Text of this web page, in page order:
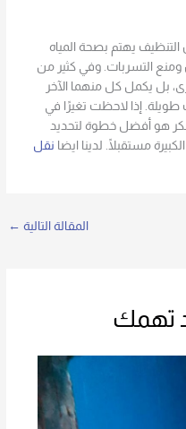
التنظيف يهتم بصحة المياه
ومنع التسربات. وفي كثير من
بل يكمل كل منهما الآخر
إذا لاحظت تغيرًا في
هو أفضل خطوة لتحديد
مستقبلًا. لدينا ايضا نقل
المقالة التالية ←
تهمك